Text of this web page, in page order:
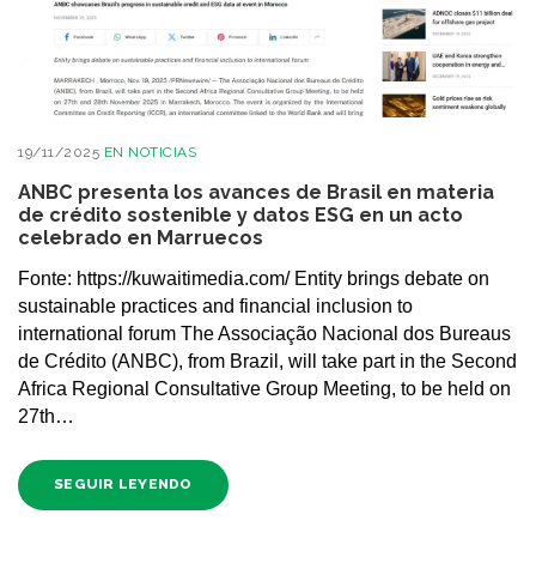
19/11/2025 EN NOTICIAS
ANBC presenta los avances de Brasil en materia
de crédito sostenible y datos ESG en un acto
celebrado en Marruecos
Fonte: https://kuwaitimedia.com/ Entity brings debate on
sustainable practices and financial inclusion to
international forum The Associação Nacional dos Bureaus
de Crédito (ANBC), from Brazil, will take part in the Second
Africa Regional Consultative Group Meeting, to be held on
27th…
SEGUIR LEYENDO